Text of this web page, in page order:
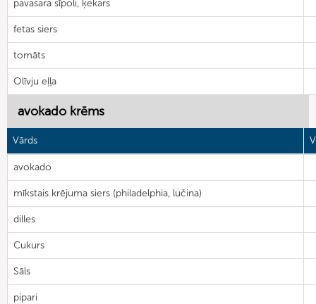
pavasara sīpoli, ķekars
fetas siers
tomāts
Olīvju eļļa
avokado krēms
Vārds
avokado
mīkstais krējuma siers (philadelphia, lučina)
dilles
Cukurs
Sāls
pipari